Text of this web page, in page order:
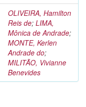
OLIVEIRA, Hamilton
Reis de; LIMA,
Mônica de Andrade;
MONTE, Kerlen
Andrade do;
MILITÃO, Vivianne
Benevides